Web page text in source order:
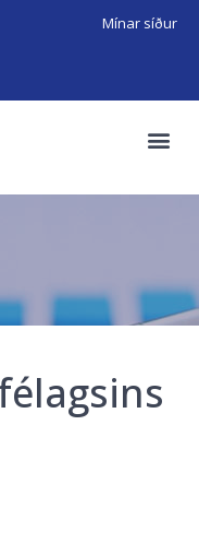
Mínar síður